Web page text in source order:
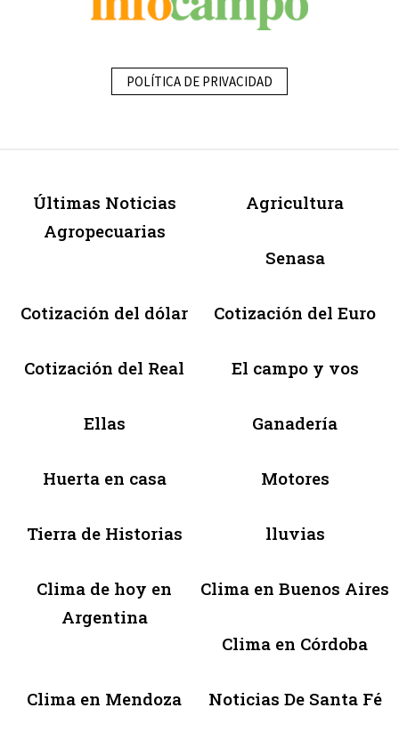
POLÍTICA DE PRIVACIDAD
Últimas Noticias
Agropecuarias
Agricultura
Senasa
Cotización del dólar Cotización del Euro
Cotización del Real El campo y vos
Ellas Ganadería
Huerta en casa Motores
Tierra de Historias lluvias
Clima de hoy en
Argentina
Clima en Buenos Aires
Clima en Córdoba
Clima en Mendoza Noticias De Santa Fé